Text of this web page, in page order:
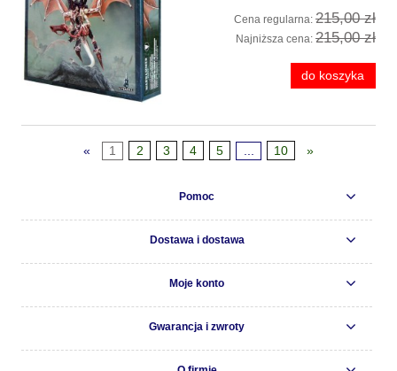
Cena regularna: 215,00 zł
Najniższa cena: 215,00 zł
do koszyka
« 1 2 3 4 5 10 »
Pomoc
Dostawa i dostawa
Moje konto
Gwarancja i zwroty